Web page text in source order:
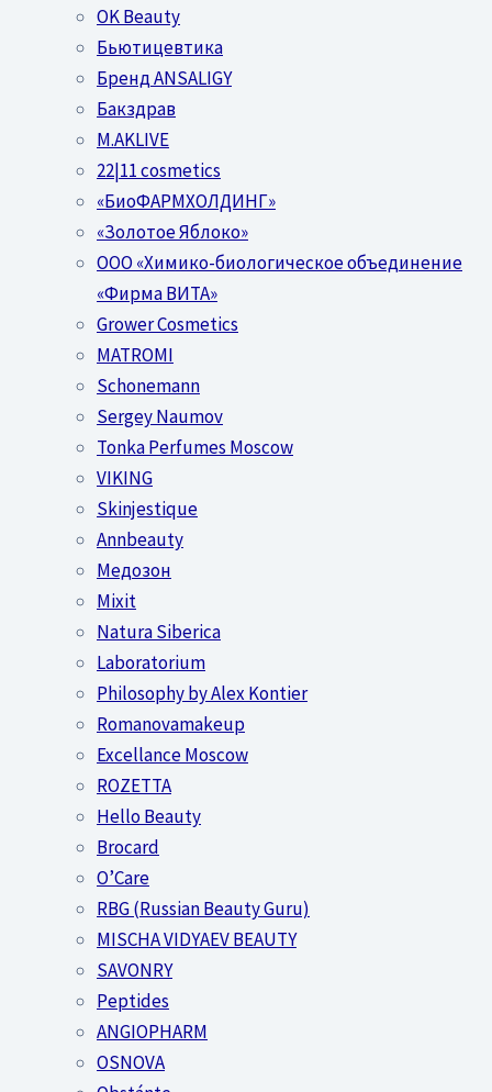
OK Beauty
Бьютицевтика
Бренд ANSALIGY
Бакздрав
M.AKLIVE
22|11 cosmetics
«БиоФАРМХОЛДИНГ»
«Золотое Яблоко»
OOO «Химико-биологическое объединение
«Фирма ВИТА»
Grower Cosmetics
MATROMI
Schonemann
Sergey Naumov
Tonka Perfumes Moscow
VIKING
Skinjestique
Annbeauty
Медозон
Mixit
Natura Siberica
Laboratorium
Philosophy by Alex Kontier
Romanovamakeup
Excellance Moscow
ROZETTA
Hello Beauty
Brocard
O’Care
RBG (Russian Beauty Guru)
MISCHA VIDYAEV BEAUTY
SAVONRY
Peptides
ANGIOPHARM
OSNOVA